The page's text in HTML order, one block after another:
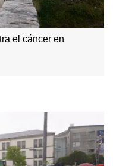
el cáncer en